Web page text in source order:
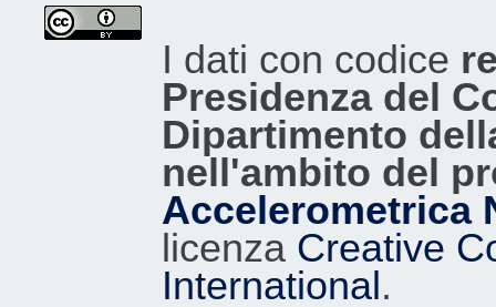
I dati con codice
Presidenza del
Dipartimento
nell'ambito del
Accelerometrica
licenza Creative
International.